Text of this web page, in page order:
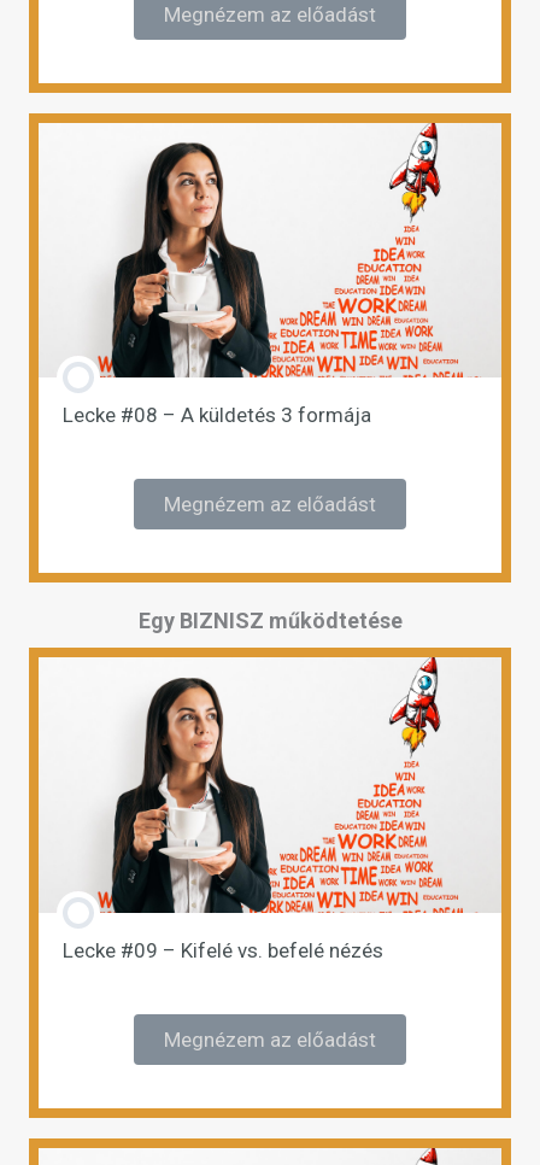
Megnézem az előadást
Lecke #08 – A küldetés 3 formája
Megnézem az előadást
Egy BIZNISZ működtetése
Lecke #09 – Kifelé vs. befelé nézés
Megnézem az előadást